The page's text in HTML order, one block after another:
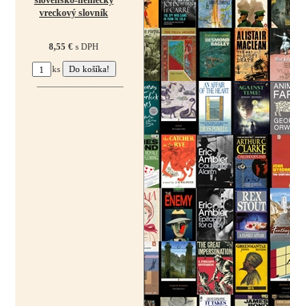
vreckový slovník
8,55 € s DPH
ks